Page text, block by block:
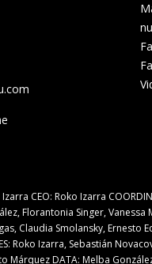
Izarra CEO: Roko Izarra
Florantonia Singer,
Claudia Smolansky, Ernesto
Roko Izarra, Sebastián
Márquez DATA: Melba